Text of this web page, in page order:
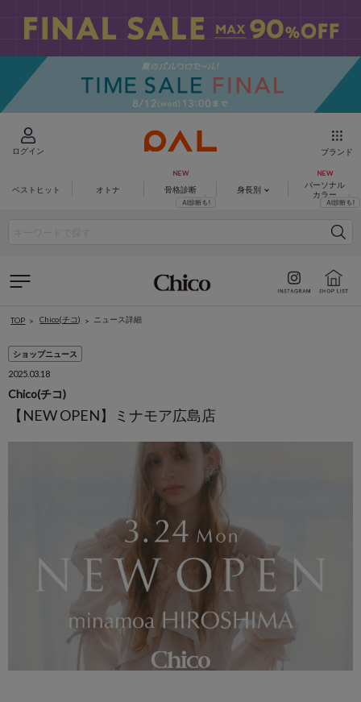
ログイン ブランド
ベストヒット オトナ 骨格診断 身長別
パーソナル
カラー
TOP Chico(チコ) ニュース詳細
ショップニュース
2025.03.18
Chico(チコ)
【NEW OPEN】ミナモア広島店